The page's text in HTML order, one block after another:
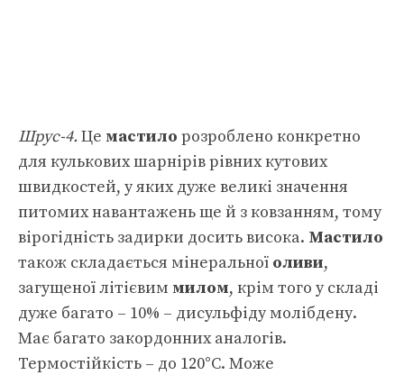
Шрус-4.Це мастило розроблено конкретно
для кулькових шарнірів рівних кутових
швидкостей, у яких дуже великі значення
питомих навантажень ще й з ковзанням, тому
вірогідність задирки досить висока. Мастило
також складається мінеральної оливи,
загущеної літієвим милом, крім того у складі
дуже багато – 10% – дисульфіду молібдену.
Має багато закордонних аналогів.
Термостійкість – до 120°С. Може